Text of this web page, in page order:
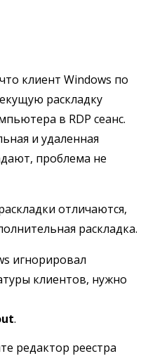
клиент Windows по
раскладку
в RDP сеанс.
и удаленная
проблема не
отличаются,
раскладка.
игнорировал
клиентов, нужно
.
редактор реестра